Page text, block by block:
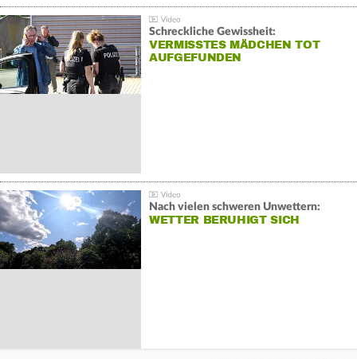
Schreckliche Gewissheit:
VERMISSTES MÄDCHEN TOT
AUFGEFUNDEN
Nach vielen schweren Unwettern:
WETTER BERUHIGT SICH